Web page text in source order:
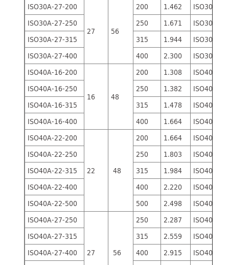
ISO30A-27-200
27 56
200 1.462
ISO30B-
ISO30A-27-250
250 1.671
ISO30B-
ISO30A-27-315
315 1.944
ISO30B-
ISO30A-27-400
400 2.300
ISO30B-
ISO40A-16-200
16 48
200 1.308
ISO40B-
ISO40A-16-250
250 1.382
ISO40B-
ISO40A-16-315
315 1.478
ISO40B-
ISO40A-16-400
400 1.664
ISO40B-
ISO40A-22-200
22 48
200 1.664
ISO40B-
ISO40A-22-250
250 1.803
ISO40B-
ISO40A-22-315
315 1.984
ISO40B-
ISO40A-22-400
400 2.220
ISO40B-
ISO40A-22-500
500 2.498
ISO40B-
ISO40A-27-250
27 56
250 2.287
ISO40B-
ISO40A-27-315
315 2.559
ISO40B-
ISO40A-27-400
400 2.915
ISO40B-